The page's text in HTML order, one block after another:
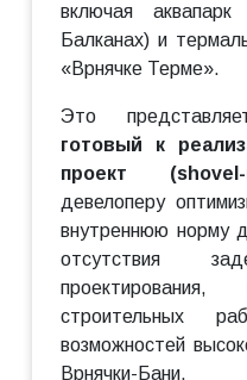
включая
Балканах) и
«Врнячке Терме».
Это
готовый к
проект (shovel-
девелоперу
внутреннюю норму
отсутствия
проектирования,
строительных
возможностей
Врнячки-Бани.